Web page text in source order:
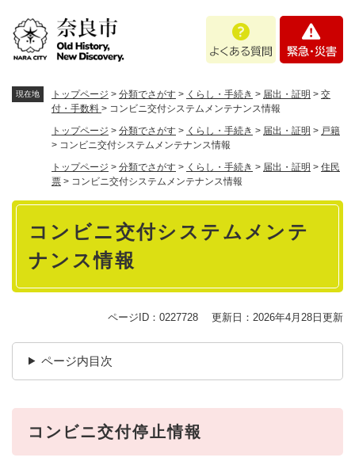
あ
問
・
現在地 トップページ > 分類でさがす > くらし・手続き > 届出・証明 > 交
付・手数料 > コンビニ交付システムメンテナンス情報
トップページ > 分類でさがす > くらし・手続き > 届出・証明 > 戸籍
> コンビニ交付システムメンテナンス情報
トップページ > 分類でさがす > くらし・手続き > 届出・証明 > 住民
票 > コンビニ交付システムメンテナンス情報
本
コンビニ交付システムメンテ
ナンス情報
ページID：0227728 更新日：2026年4月28日更新
ページ内目次
コンビニ交付停止情報